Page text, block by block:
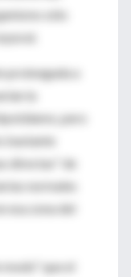
sólo
prolongada a
la
pero
bastante
directas" de
normales
esa zona del
que el